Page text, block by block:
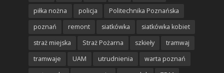
piłka nożna
policja
Politechnika Poznańska
poznań
remont siatkówka
siatkówka kobiet
straż miejska
Straż Pożarna szkieły
tramwaj
tramwaje
UAM utrudnienia
warta poznań